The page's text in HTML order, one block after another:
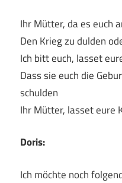
Ihr Mütter, da es euch
Den Krieg zu dulden
Ich bitt euch, lasset
Dass sie euch die
schulden
Ihr Mütter, lasset eure
Doris:
Ich möchte noch